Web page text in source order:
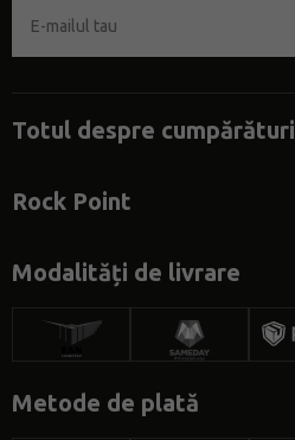
Totul despre cumpărături
Rock Point
Modalități de livrare
Metode de plată